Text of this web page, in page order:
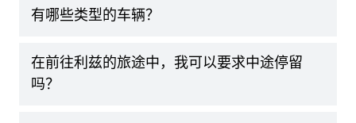
有哪些类型的车辆？
在前往利兹的旅途中，我可以要求中途停留
吗？